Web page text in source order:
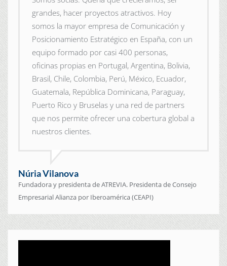
grandes, hacer proyectos atractivos. Hoy
somos la mayor empresa de Comunicación y
Posicionamiento Estratégico en España, con un
equipo formado por casi 400 personas,
oficinas propias en Portugal, Argentina, Bolivia,
Brasil, Chile, Colombia, Perú, México, Ecuador,
Guatemala, República Dominicana, Paraguay,
Puerto Rico y Bruselas y una red de partners
que nos permite ofrecer una cobertura global a
nuestros clientes.
Núria Vilanova
Fundadora y presidenta de ATREVIA. Presidenta de Consejo
Empresarial Alianza por Iberoamérica (CEAPI)